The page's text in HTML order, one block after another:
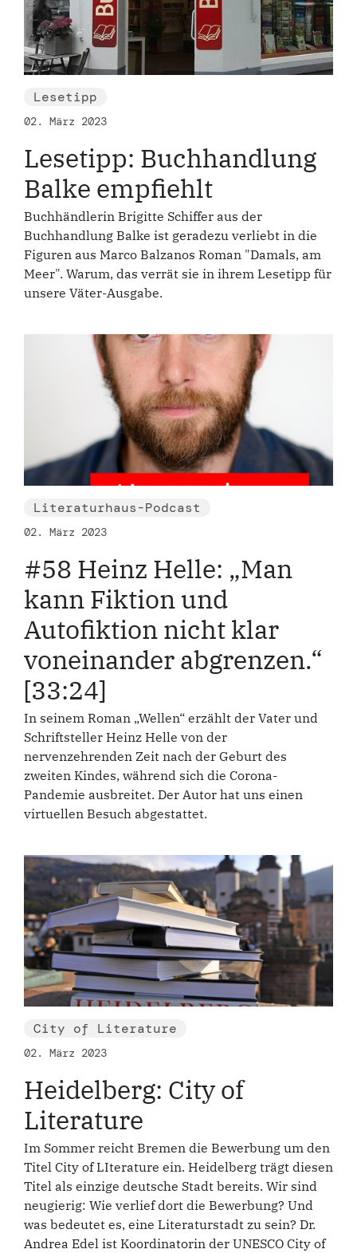
Lesetipp
02. März 2023
Lesetipp: Buchhandlung
Balke empfiehlt
Buchhändlerin Brigitte Schiffer aus der
Buchhandlung Balke ist geradezu verliebt in die
Figuren aus Marco Balzanos Roman "Damals, am
Meer". Warum, das verrät sie in ihrem Lesetipp für
unsere Väter-Ausgabe.
Literaturhaus-Podcast
02. März 2023
#58 Heinz Helle: „Man
kann Fiktion und
Autofiktion nicht klar
voneinander abgrenzen.“
[33:24]
In seinem Roman „Wellen“ erzählt der Vater und
Schriftsteller Heinz Helle von der
nervenzehrenden Zeit nach der Geburt des
zweiten Kindes, während sich die Corona-
Pandemie ausbreitet. Der Autor hat uns einen
virtuellen Besuch abgestattet.
City of Literature
02. März 2023
Heidelberg: City of
Literature
Im Sommer reicht Bremen die Bewerbung um den
Titel City of LIterature ein. Heidelberg trägt diesen
Titel als einzige deutsche Stadt bereits. Wir sind
neugierig: Wie verlief dort die Bewerbung? Und
was bedeutet es, eine Literaturstadt zu sein? Dr.
Andrea Edel ist Koordinatorin der UNESCO City of